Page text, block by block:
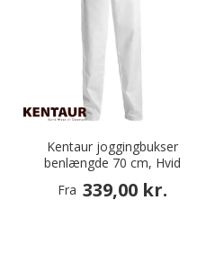
Kentaur joggingbukser
benlængde 70 cm, Hvid
Fra 339,00 kr.